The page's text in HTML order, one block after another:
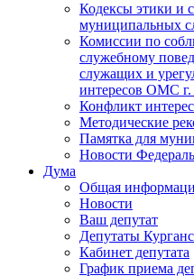
Кодексы этики и
муниципальных
Комиссии по
служебному
служащих и
интересов ОМС г.
Конфликт
Методические
Памятка для
Новости
Дума
Общая
Новости
Ваш депутат
Депутаты
Кабинет депутата
График приема